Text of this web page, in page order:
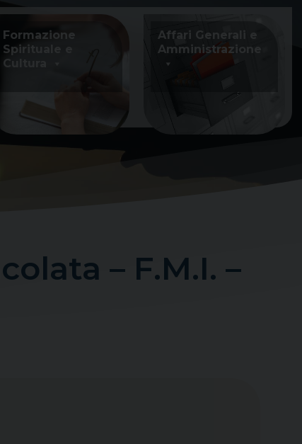
Formazione
Spirituale e
Cultura
Affari Generali e
Amministrazione
– F.M.I. –